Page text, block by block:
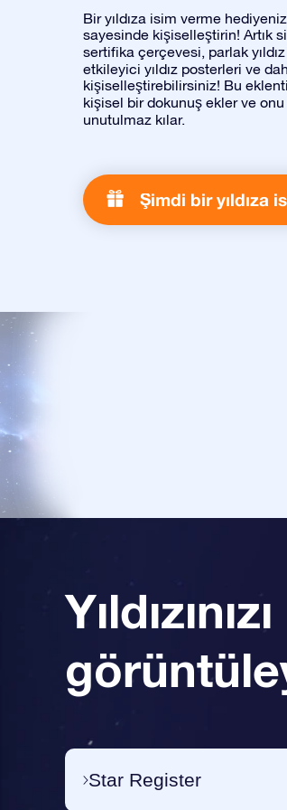
Bir yıldıza isim verme
sayesinde kişiselleştirin! Artık
sertifika çerçevesi, parlak
etkileyici yıldız posterleri ve
kişiselleştirebilirsiniz! Bu
kişisel bir dokunuş ekler ve
unutulmaz kılar.
Şimdi bir yıldıza
Yıldızınızı
Star Register